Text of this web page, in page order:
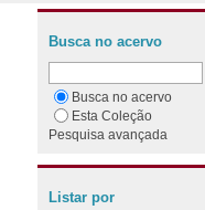
Busca no acervo
Busca no acervo
Esta Coleção
Pesquisa avançada
Listar por